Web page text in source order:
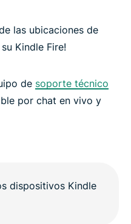
las ubicaciones de
Kindle Fire!
de soporte técnico
por chat en vivo y